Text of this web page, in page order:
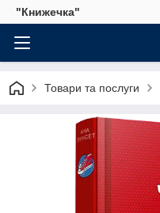
"Книжечка"
Товари та послуги